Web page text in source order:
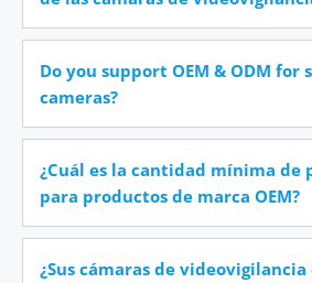
Do you support OEM & ODM for
cameras?
¿Cuál es la cantidad mínima de
para productos de marca OEM?
¿Sus cámaras de